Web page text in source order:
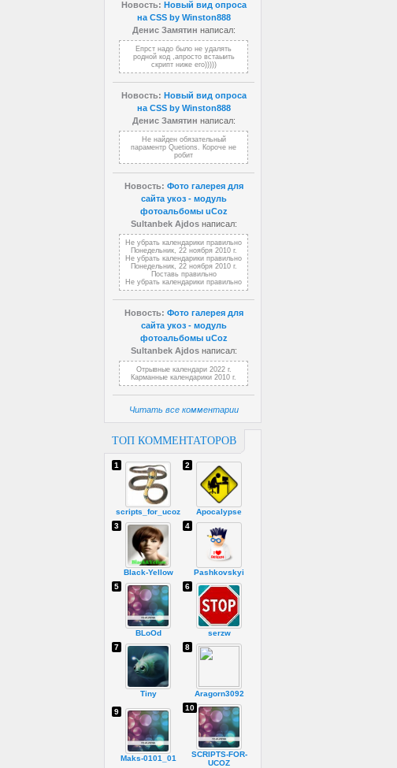
Новость: Новый вид опроса
на CSS by Winston888
Денис Замятин написал:
Епрст надо было не удалять
родной код ,апросто встаыить
скрипт ниже его)))))
Новость: Новый вид опроса
на CSS by Winston888
Денис Замятин написал:
Не найден обязательный
параментр Quetions. Короче не
робит
Новость: Фото галерея для
сайта укоз - модуль
фотоальбомы uCoz
Sultanbek Ajdosнаписал:
Не убрать календарики правильно
Понедельник, 22 ноября 2010 г.
Не убрать календарики правильно
Понедельник, 22 ноября 2010 г.
Поставь правильно
Не убрать календарики правильно
Новость: Фото галерея для
сайта укоз - модуль
фотоальбомы uCoz
Sultanbek Ajdosнаписал:
Отрывные календари 2022 г.
Карманные календарики 2010 г.
Читать все комментарии
ТОП КОММЕНТАТОРОВ
scripts_for_ucoz
1
Apocalypse
2
Black-Yellow
3
Pashkovskyi
4
BLoOd
5
serzw
6
Tiny
7
Aragorn3092
8
Maks-0101_01
9
SCRIPTS-FOR-
UCOZ
10